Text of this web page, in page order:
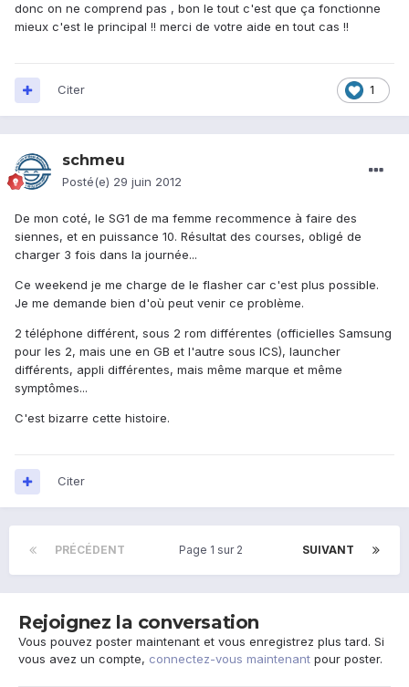
donc on ne comprend pas , bon le tout c'est que ça fonctionne
mieux c'est le principal !! merci de votre aide en tout cas !!
1
Citer
schmeu
Posté(e) 29 juin 2012
De mon coté, le SG1 de ma femme recommence à faire des
siennes, et en puissance 10. Résultat des courses, obligé de
charger 3 fois dans la journée...
Ce weekend je me charge de le flasher car c'est plus possible.
Je me demande bien d'où peut venir ce problème.
2 téléphone différent, sous 2 rom différentes (officielles Samsung
pour les 2, mais une en GB et l'autre sous ICS), launcher
différents, appli différentes, mais même marque et même
symptômes...
C'est bizarre cette histoire.
Citer
PRÉCÉDENT SUIVANT
Page 1 sur 2
Rejoignez la conversation
Vous pouvez poster maintenant et vous enregistrez plus tard. Si
vous avez un compte, connectez-vous maintenant pour poster.